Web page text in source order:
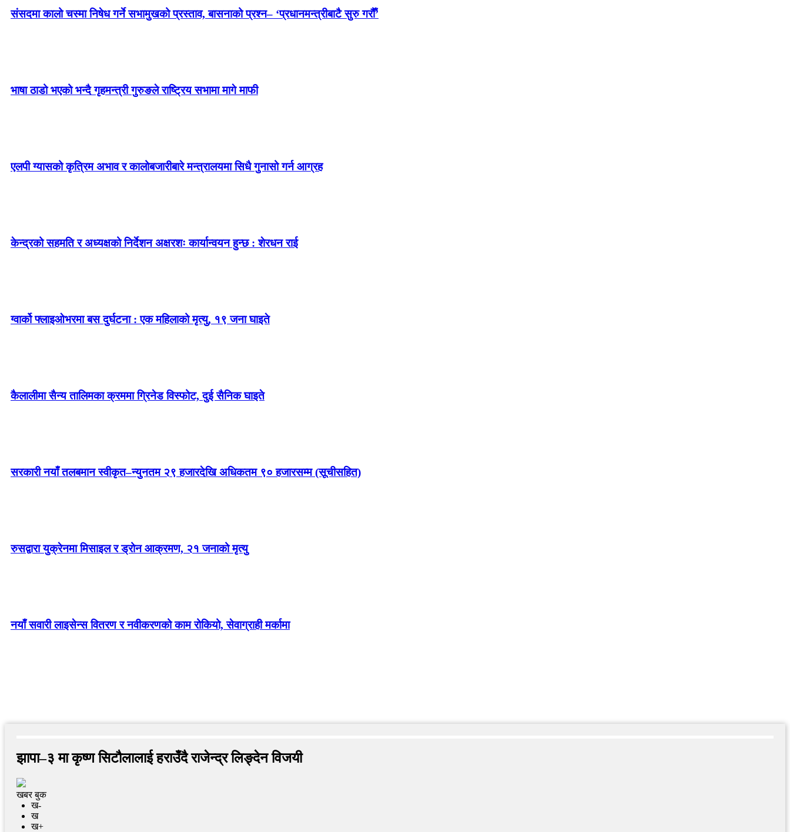
संसदमा कालो चस्मा निषेध गर्ने सभामुखको प्रस्ताव, बासनाको प्रश्न– ‘प्रधानमन्त्रीबाटै सुरु गरौँ’
भाषा ठाडो भएको भन्दै गृहमन्त्री गुरुङले राष्ट्रिय सभामा मागे माफी
एलपी ग्यासको कृत्रिम अभाव र कालोबजारीबारे मन्त्रालयमा सिधै गुनासो गर्न आग्रह
केन्द्रको सहमति र अध्यक्षको निर्देशन अक्षरशः कार्यान्वयन हुन्छ : शेरधन राई
ग्वार्को फ्लाइओभरमा बस दुर्घटना : एक महिलाको मृत्यु, १९ जना घाइते
कैलालीमा सैन्य तालिमका क्रममा ग्रिनेड विस्फोट, दुई सैनिक घाइते
सरकारी नयाँ तलबमान स्वीकृत–न्युनतम २९ हजारदेखि अधिकतम ९० हजारसम्म (सूचीसहित)
रुसद्वारा युक्रेनमा मिसाइल र ड्रोन आक्रमण, २१ जनाको मृत्यु
नयाँ सवारी लाइसेन्स वितरण र नवीकरणको काम रोकियो, सेवाग्राही मर्कामा
झापा–३ मा कृष्ण सिटौलालाई हराउँदै राजेन्द्र लिङ्देन विजयी
खबर बुक
ख-
ख
ख+